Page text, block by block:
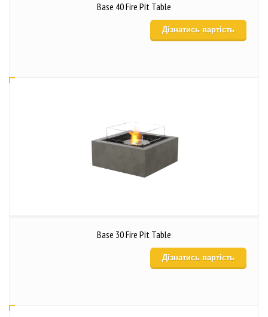
Base 40 Fire Pit Table
Дізнатись вартість
Base 30 Fire Pit Table
Дізнатись вартість